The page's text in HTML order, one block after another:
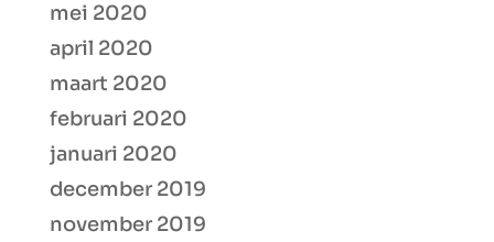
mei 2020
april 2020
maart 2020
februari 2020
januari 2020
december 2019
november 2019